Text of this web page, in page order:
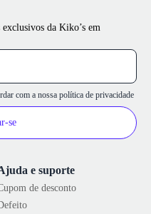
e suporte
de desconto
exclusivos da Kiko’s em
com a nossa política de privacidade
se